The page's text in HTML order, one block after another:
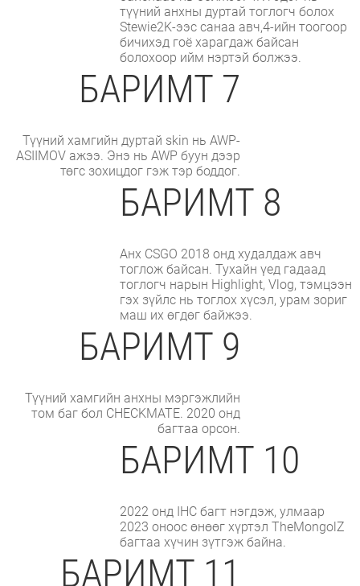
түүний анхны дуртай тоглогч болох
Stewie2K-ээс санаа авч,4-ийн тоогоор
бичихэд гоё харагдаж байсан
болохоор ийм нэртэй болжээ.
БАРИМТ 7
Түүний хамгийн дуртай skin нь AWP-
ASIIMOV ажээ. Энэ нь AWP буун дээр
төгс зохицдог гэж тэр боддог.
БАРИМТ 8
Анх CSGO 2018 онд худалдаж авч
тоглож байсан. Тухайн үед гадаад
тоглогч нарын Highlight, Vlog, тэмцээн
гэх зүйлс нь тоглох хүсэл, урам зориг
маш их өгдөг байжээ.
БАРИМТ 9
Түүний хамгийн анхны мэргэжлийн
том баг бол CHECKMATE. 2020 онд
багтаа орсон.
БАРИМТ 10
2022 онд IHC багт нэгдэж, улмаар
2023 оноос өнөөг хүртэл TheMongolZ
багтаа хүчин зүтгэж байна.
БАРИМТ 11